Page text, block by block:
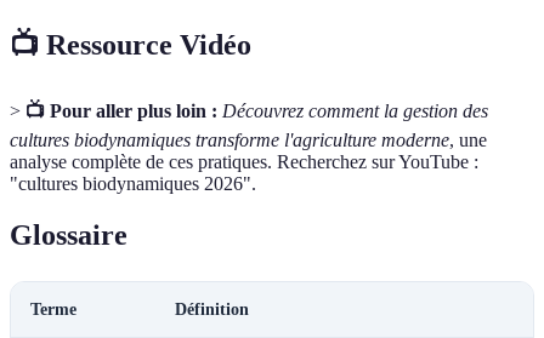
📺 Ressource Vidéo
> 📺 Pour aller plus loin : Découvrez comment la gestion des
cultures biodynamiques transforme l'agriculture moderne, une
analyse complète de ces pratiques. Recherchez sur YouTube :
"cultures biodynamiques 2026".
Glossaire
Terme Définition